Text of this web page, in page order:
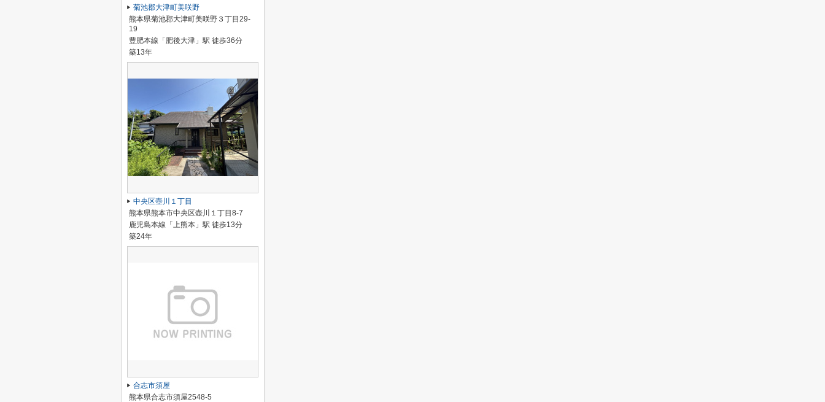
菊池郡大津町美咲野
熊本県菊池郡大津町美咲野３丁目29-
19
豊肥本線「肥後大津」駅 徒歩36分
築13年
中央区壺川１丁目
熊本県熊本市中央区壺川１丁目8-7
鹿児島本線「上熊本」駅 徒歩13分
築24年
合志市須屋
熊本県合志市須屋2548-5